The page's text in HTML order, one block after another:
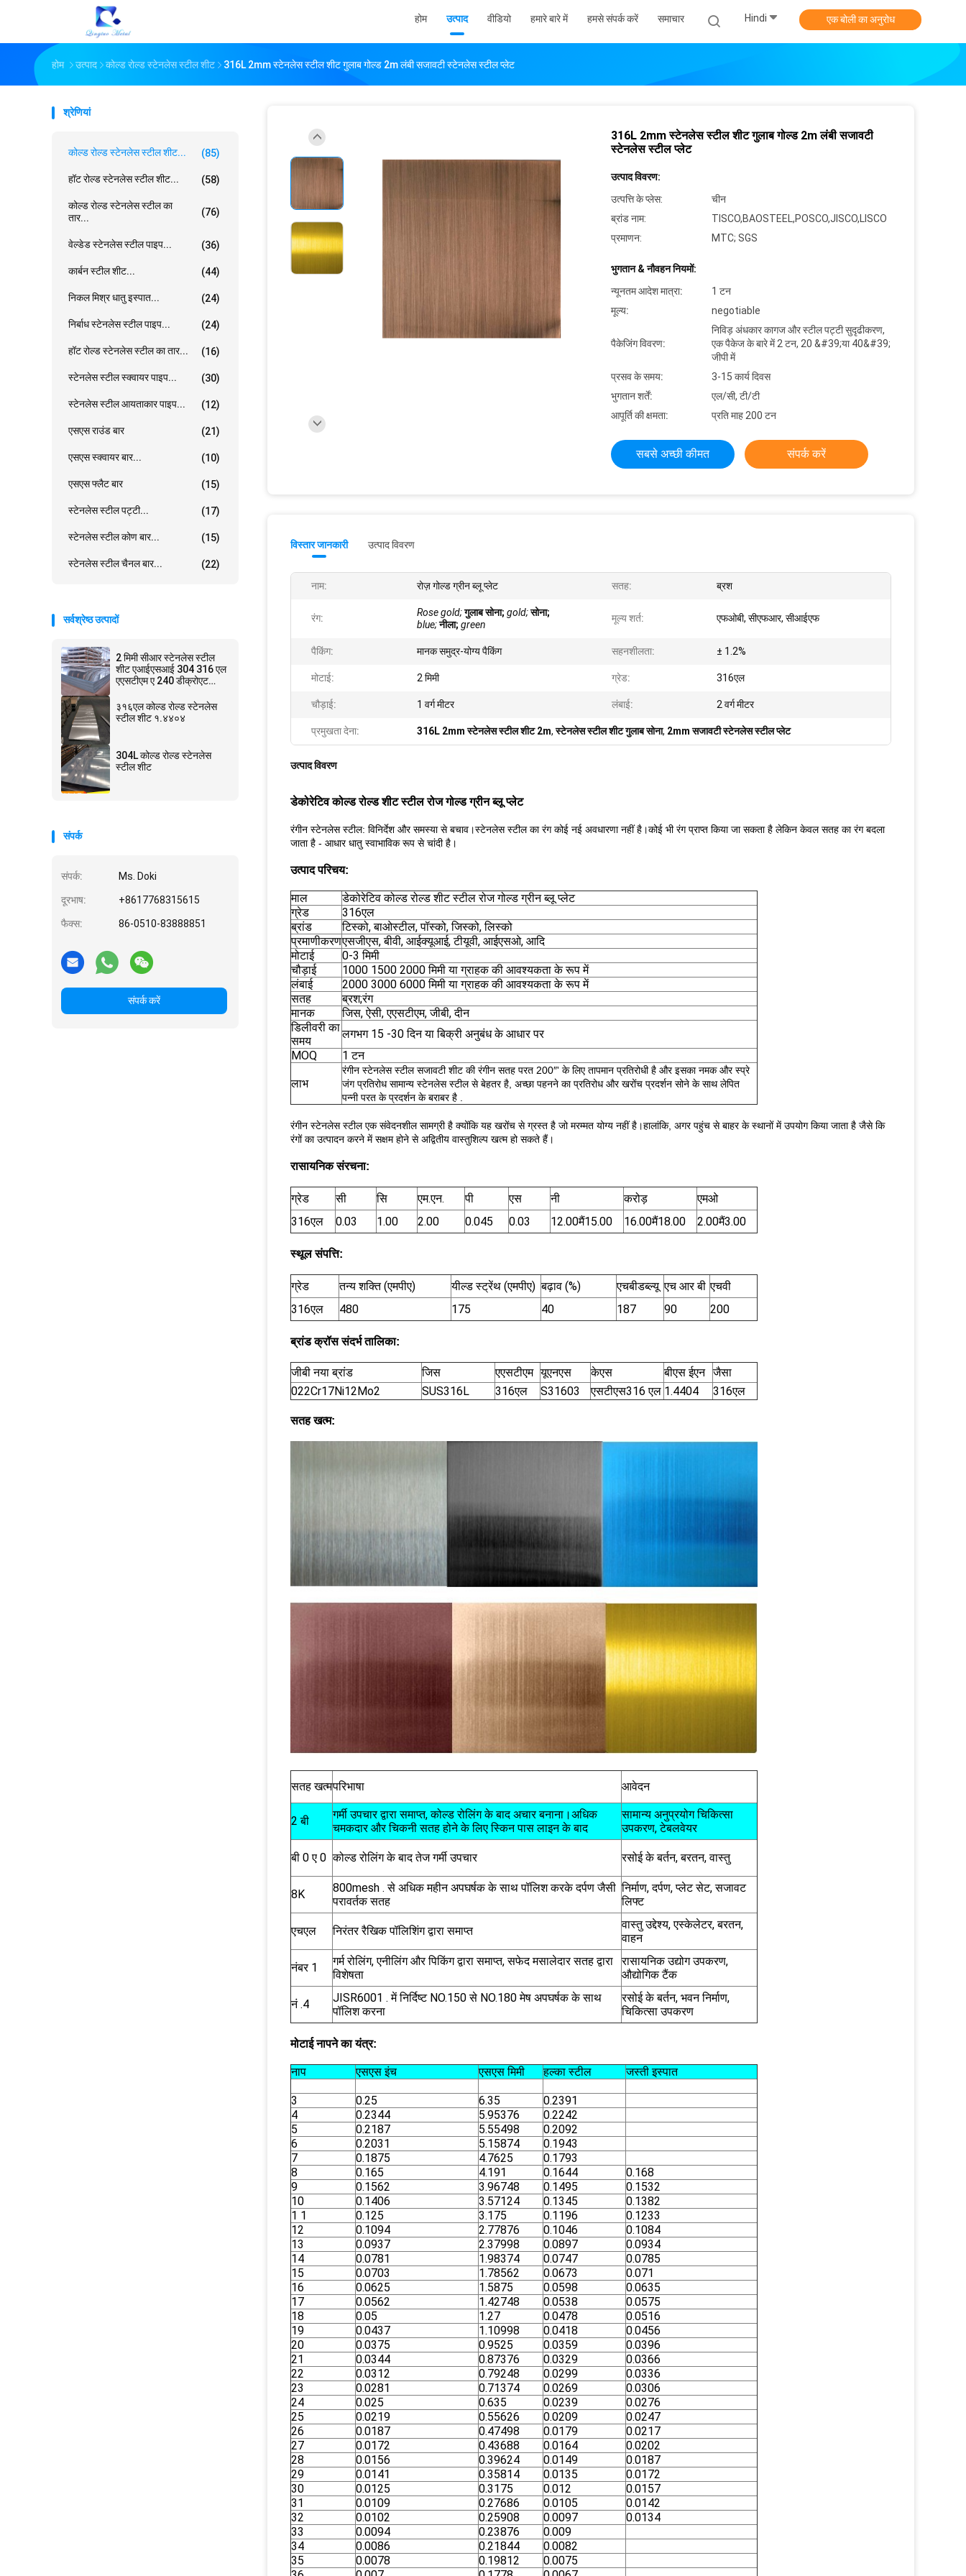
होम उत्पाद वीडियो हमारे बारे में हमसे संपर्क करें समाचार Hindi एक बोली का अनुरोध
होम उत्पाद कोल्ड रोल्ड स्टेनलेस स्टील शीट 316L 2mm स्टेनलेस स्टील शीट गुलाब गोल्ड 2m लंबी सजावटी स्टेनलेस स्टील प्लेट
श्रेणियां
कोल्ड रोल्ड स्टेनलेस स्टील शीट... (85)
हॉट रोल्ड स्टेनलेस स्टील शीट... (58)
कोल्ड रोल्ड स्टेनलेस स्टील का
तार...
(76)
वेल्डेड स्टेनलेस स्टील पाइप... (36)
कार्बन स्टील शीट... (44)
निकल मिश्र धातु इस्पात... (24)
निर्बाध स्टेनलेस स्टील पाइप... (24)
हॉट रोल्ड स्टेनलेस स्टील का तार... (16)
स्टेनलेस स्टील स्क्वायर पाइप... (30)
स्टेनलेस स्टील आयताकार पाइप... (12)
एसएस राउंड बार (21)
एसएस स्क्वायर बार... (10)
एसएस फ्लैट बार (15)
स्टेनलेस स्टील पट्टी... (17)
स्टेनलेस स्टील कोण बार... (15)
स्टेनलेस स्टील चैनल बार... (22)
सर्वश्रेष्ठ उत्पादों
2 मिमी सीआर स्टेनलेस स्टील
शीट एआईएसआई 304 316 एल
एएसटीएम ए 240 डीक्रोएट
३१६एल कोल्ड रोल्ड स्टेनलेस
स्टील शीट १.४४०४
304L कोल्ड रोल्ड स्टेनलेस
स्टील शीट
संपर्क
संपर्क: Ms. Doki
दूरभाष: +8617768315615
फैक्स: 86-0510-83888851
संपर्क करें
316L 2mm स्टेनलेस स्टील शीट गुलाब गोल्ड 2m लंबी सजावटी
स्टेनलेस स्टील प्लेट
उत्पाद विवरण:
उत्पत्ति के प्लेस:
चीन
ब्रांड नाम:
TISCO,BAOSTEEL,POSCO,JISCO,LISCO
प्रमाणन:
MTC; SGS
भुगतान & नौवहन नियमों:
न्यूनतम आदेश मात्रा:
1 टन
मूल्य:
negotiable
पैकेजिंग विवरण:
निविड़ अंधकार कागज और स्टील पट्टी सुदृढीकरण,
एक पैकेज के बारे में 2 टन, 20 &#39;या 40&#39;
जीपी में
प्रसव के समय:
3-15 कार्य दिवस
भुगतान शर्तें:
एल/सी, टी/टी
आपूर्ति की क्षमता:
प्रति माह 200 टन
सबसे अच्छी कीमत संपर्क करें
विस्तार जानकारी उत्पाद विवरण
नाम: रोज़ गोल्ड ग्रीन ब्लू प्लेट सतह: ब्रश
रंग: Rose gold;गुलाब सोना; gold;सोना;
blue;नीला; green
मूल्य शर्त: एफओबी, सीएफआर, सीआईएफ
पैकिंग: मानक समुद्र-योग्य पैकिंग सहनशीलता: ± 1.2%
मोटाई: 2 मिमी ग्रेड: 316एल
चौड़ाई: 1 वर्ग मीटर लंबाई: 2 वर्ग मीटर
प्रमुखता देना: 316L 2mm स्टेनलेस स्टील शीट 2m,स्टेनलेस स्टील शीट गुलाब सोना, 2mm सजावटी स्टेनलेस स्टील प्लेट
उत्पाद विवरण
डेकोरेटिव कोल्ड रोल्ड शीट स्टील रोज गोल्ड ग्रीन ब्लू प्लेट
रंगीन स्टेनलेस स्टील: विनिर्देश और समस्या से बचाव।स्टेनलेस स्टील का रंग कोई नई अवधारणा नहीं है।कोई भी रंग प्राप्त किया जा सकता है लेकिन केवल सतह का रंग बदला
जाता है - आधार धातु स्वाभाविक रूप से चांदी है।
उत्पाद परिचय:
माल
डेकोरेटिव कोल्ड रोल्ड शीट स्टील रोज गोल्ड ग्रीन ब्लू प्लेट
ग्रेड
316एल
ब्रांड
टिस्को, बाओस्टील, पॉस्को, जिस्को, लिस्को
प्रमाणीकरणएसजीएस, बीवी, आईक्यूआई, टीयूवी, आईएसओ, आदि
मोटाई
0-3 मिमी
चौड़ाई
1000 1500 2000 मिमी या ग्राहक की आवश्यकता के रूप में
लंबाई
2000 3000 6000 मिमी या ग्राहक की आवश्यकता के रूप में
सतह
ब्रश;रंग
मानक
जिस, ऐसी, एएसटीएम, जीबी, दीन
डिलीवरी का
समय
लगभग 15 -30 दिन या बिक्री अनुबंध के आधार पर
MOQ
1 टन
लाभ
रंगीन स्टेनलेस स्टील सजावटी शीट की रंगीन सतह परत 200″' के लिए तापमान प्रतिरोधी है और इसका नमक और स्प्रे
जंग प्रतिरोध सामान्य स्टेनलेस स्टील से बेहतर है, अच्छा पहनने का प्रतिरोध और खरोंच प्रदर्शन सोने के साथ लेपित
पन्नी परत के प्रदर्शन के बराबर है .
रंगीन स्टेनलेस स्टील एक संवेदनशील सामग्री है क्योंकि यह खरोंच से ग्रस्त है जो मरम्मत योग्य नहीं है।हालांकि, अगर पहुंच से बाहर के स्थानों में उपयोग किया जाता है जैसे कि
रंगों का उत्पादन करने में सक्षम होने से अद्वितीय वास्तुशिल्प खत्म हो सकते हैं।
रासायनिक संरचना:
ग्रेड सी सि एम.एन. पी एस नी करोड़
एमओ
316एल
0.03 1.00 2.00 0.045 0.03 12.00मैं15.00 16.00मैं18.00 2.00मैं3.00
स्थूल संपत्ति:
ग्रेड तन्य शक्ति (एमपीए) यील्ड स्ट्रेंथ (एमपीए) बढ़ाव (%) एचबीडब्ल्यू एच आर बी एचवी
316एल
480 175 40 187 90 200
ब्रांड क्रॉस संदर्भ तालिका:
जीबी नया ब्रांड जिस एएसटीएम यूएनएस केएस बीएस ईएन जैसा
022Cr17Ni12Mo2
SUS316L 316एल S31603 एसटीएस316 एल 1.4404 316एल
सतह खत्म:
सतह खत्मपरिभाषा आवेदन
2 बी
गर्मी उपचार द्वारा समाप्त, कोल्ड रोलिंग के बाद अचार बनाना।अधिक
चमकदार और चिकनी सतह होने के लिए स्किन पास लाइन के बाद
सामान्य अनुप्रयोग चिकित्सा
उपकरण, टेबलवेयर
बी 0 ए 0 कोल्ड रोलिंग के बाद तेज गर्मी उपचार रसोई के बर्तन, बरतन, वास्तु
8K
800mesh . से अधिक महीन अपघर्षक के साथ पॉलिश करके दर्पण जैसी
परावर्तक सतह
निर्माण, दर्पण, प्लेट सेट, सजावट
लिफ्ट
एचएल निरंतर रैखिक पॉलिशिंग द्वारा समाप्त
वास्तु उद्देश्य, एस्केलेटर, बरतन,
वाहन
नंबर 1
गर्म रोलिंग, एनीलिंग और पिकिंग द्वारा समाप्त, सफेद मसालेदार सतह द्वारा
विशेषता
रासायनिक उद्योग उपकरण,
औद्योगिक टैंक
नं .4
JISR6001 . में निर्दिष्ट NO.150 से NO.180 मेष अपघर्षक के साथ
पॉलिश करना
रसोई के बर्तन, भवन निर्माण,
चिकित्सा उपकरण
मोटाई नापने का यंत्र:
नाप एसएस इंच एसएस मिमी हल्का स्टील जस्ती इस्पात
3 0.25 6.35
0.2391
4
0.2344 5.95376
0.2242
5
0.2187 5.55498
0.2092
6
0.2031 5.15874
0.1943
7
0.1875 4.7625
0.1793
8
0.165 4.191 0.1644
0.168
9
0.1562 3.96748 0.1495
0.1532
10
0.1406 3.57124 0.1345
0.1382
1 1
0.125 3.175 0.1196
0.1233
12
0.1094 2.77876 0.1046
0.1084
13
0.0937 2.37998 0.0897
0.0934
14
0.0781 1.98374 0.0747
0.0785
15
0.0703 1.78562 0.0673
0.071
16
0.0625 1.5875 0.0598
0.0635
17
0.0562 1.42748 0.0538
0.0575
18
0.05 1.27 0.0478
0.0516
19
0.0437 1.10998 0.0418
0.0456
20
0.0375 0.9525 0.0359
0.0396
21
0.0344 0.87376 0.0329
0.0366
22
0.0312 0.79248 0.0299
0.0336
23
0.0281 0.71374 0.0269
0.0306
24
0.025 0.635 0.0239
0.0276
25
0.0219 0.55626 0.0209
0.0247
26
0.0187 0.47498 0.0179
0.0217
27
0.0172 0.43688 0.0164
0.0202
28
0.0156 0.39624 0.0149
0.0187
29
0.0141 0.35814 0.0135
0.0172
30
0.0125 0.3175 0.012
0.0157
31
0.0109 0.27686 0.0105
0.0142
32
0.0102 0.25908 0.0097
0.0134
33
0.0094 0.23876
0.009
34
0.0086 0.21844
0.0082
35
0.0078 0.19812
0.0075